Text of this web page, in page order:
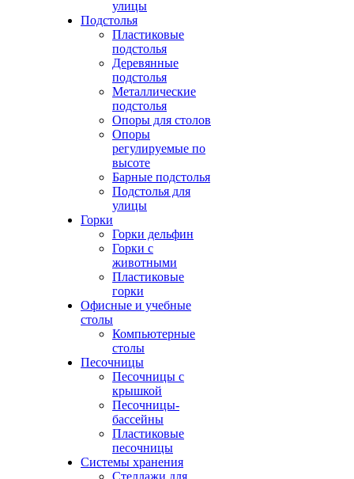
улицы
Подстолья
Пластиковые
подстолья
Деревянные
подстолья
Металлические
подстолья
Опоры для столов
Опоры
регулируемые по
высоте
Барные подстолья
Подстолья для
улицы
Горки
Горки дельфин
Горки с
животными
Пластиковые
горки
Офисные и учебные
столы
Компьютерные
столы
Песочницы
Песочницы с
крышкой
Песочницы-
бассейны
Пластиковые
песочницы
Системы хранения
Стеллажи для